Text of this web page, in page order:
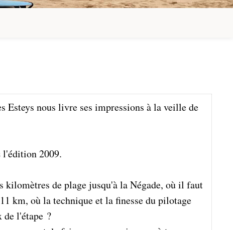
nous livre ses impressions à la veille de
l'édition 2009.
de plage jusqu'à la Négade, où il faut
km, où la technique et la finesse du pilotage
de l'étape ?